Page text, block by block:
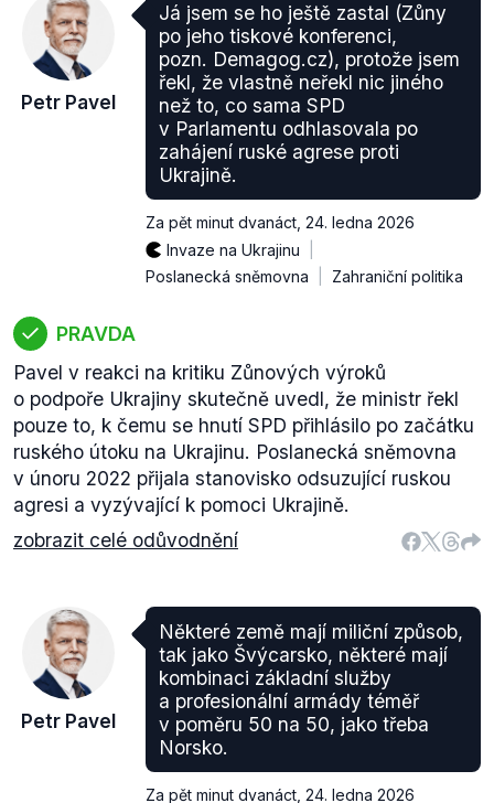
Petr Pavel
Já jsem se ho ještě zastal (Zůny
po jeho tiskové konferenci,
pozn. Demagog.cz), protože jsem
řekl, že vlastně neřekl nic jiného
než to, co sama SPD
v Parlamentu odhlasovala po
zahájení ruské agrese proti
Ukrajině.
Za pět minut dvanáct 24. ledna 2026
Invaze na Ukrajinu
Poslanecká sněmovna
Zahraniční politika
PRAVDA
Pavel v reakci na kritiku Zůnových výroků
o podpoře Ukrajiny skutečně uvedl, že ministr řekl
pouze to, k čemu se hnutí SPD přihlásilo po začátku
ruského útoku na Ukrajinu. Poslanecká sněmovna
v únoru 2022 přijala stanovisko odsuzující ruskou
agresi a vyzývající k pomoci Ukrajině.
zobrazit celé odůvodnění
Petr Pavel
Některé země mají miliční způsob,
tak jako Švýcarsko, některé mají
kombinaci základní služby
a profesionální armády téměř
v poměru 50 na 50, jako třeba
Norsko.
Za pět minut dvanáct 24. ledna 2026